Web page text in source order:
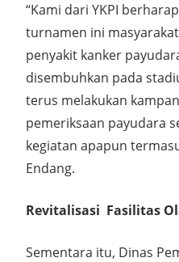
“Kami dari YKPI
turnamen ini
penyakit kanker
disembuhkan pada
terus melakukan
pemeriksaan payudara
kegiatan apapun
Endang.
Revitalisasi Fasilitas
Sementara itu, Dinas